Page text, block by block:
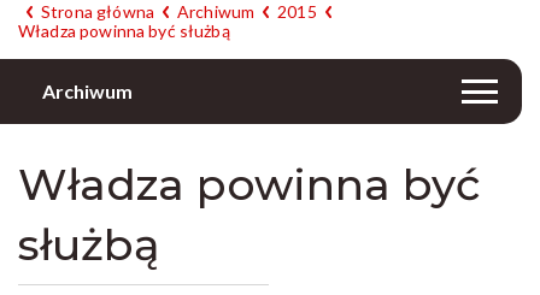
Strona główna Archiwum
2015
Władza powinna być służbą
Archiwum
Władza powinna być
służbą